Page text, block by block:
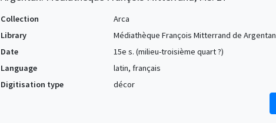
Collection
Arca
Library
Médiathèque François Mitterrand de Argentan
Date
15e s. (milieu-troisième quart ?)
Language
latin, français
Digitisation type
décor